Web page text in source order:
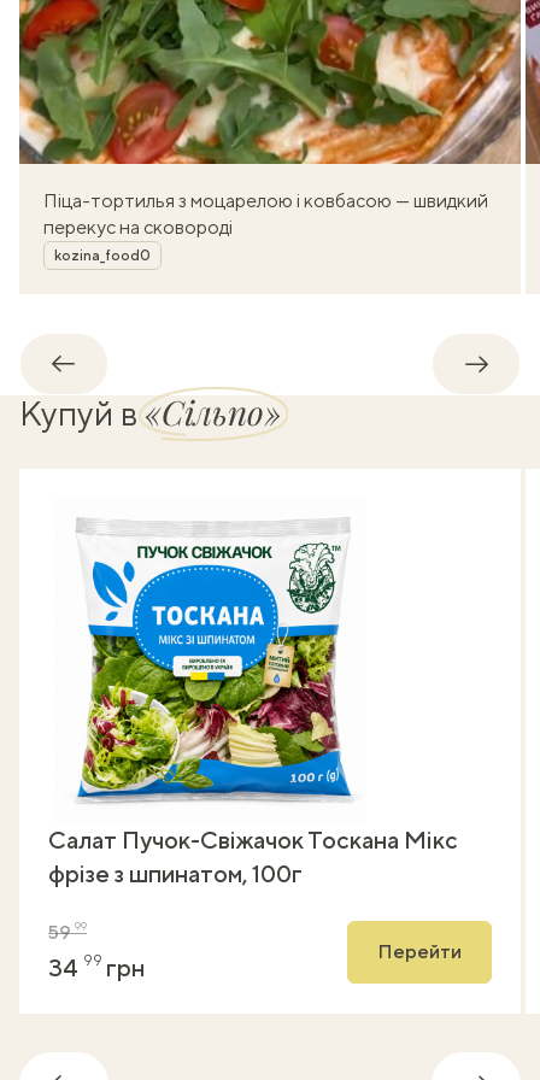
Піца-тортилья з моцарелою і ковбасою — швидкий
перекус на сковороді
Автор
kozina_food0
Назад
Купуй в«Сільпо»
Салат Пучок-Свіжачок Тоскана Мікс
фрізе з шпинатом, 100г
5999
34 99 грн
Перейти